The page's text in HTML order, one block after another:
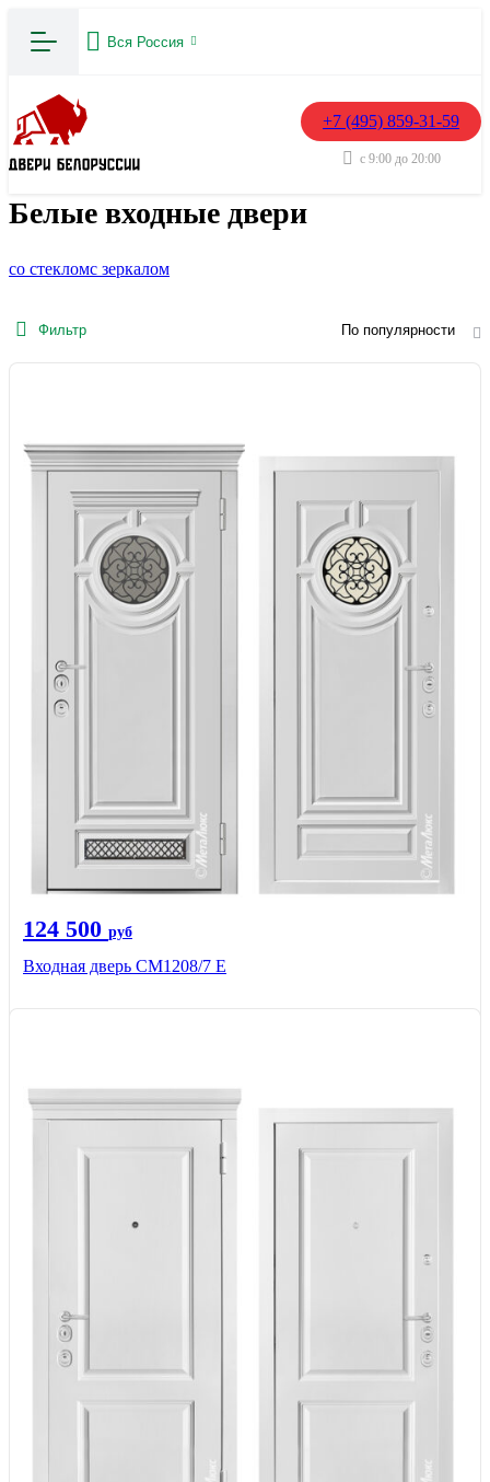
Вся Россия
+7 (495) 859-31-59
с 9:00 до 20:00
Белые входные двери
со стекломс зеркалом
Фильтр По популярности
124 500 руб
Входная дверь СМ1208/7 E